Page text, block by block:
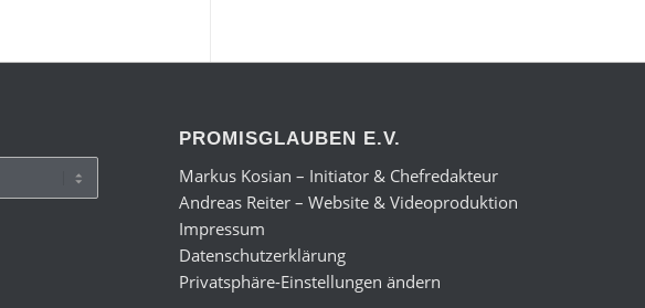
PROMISGLAUBEN E.V.
Markus Kosian – Initiator & Chefredakteur
Andreas Reiter – Website & Videoproduktion
Impressum
Datenschutzerklärung
Privatsphäre-Einstellungen ändern